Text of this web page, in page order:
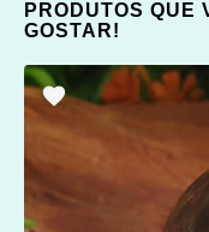
PRODUTOS QUE
GOSTAR!
ADICIONAR